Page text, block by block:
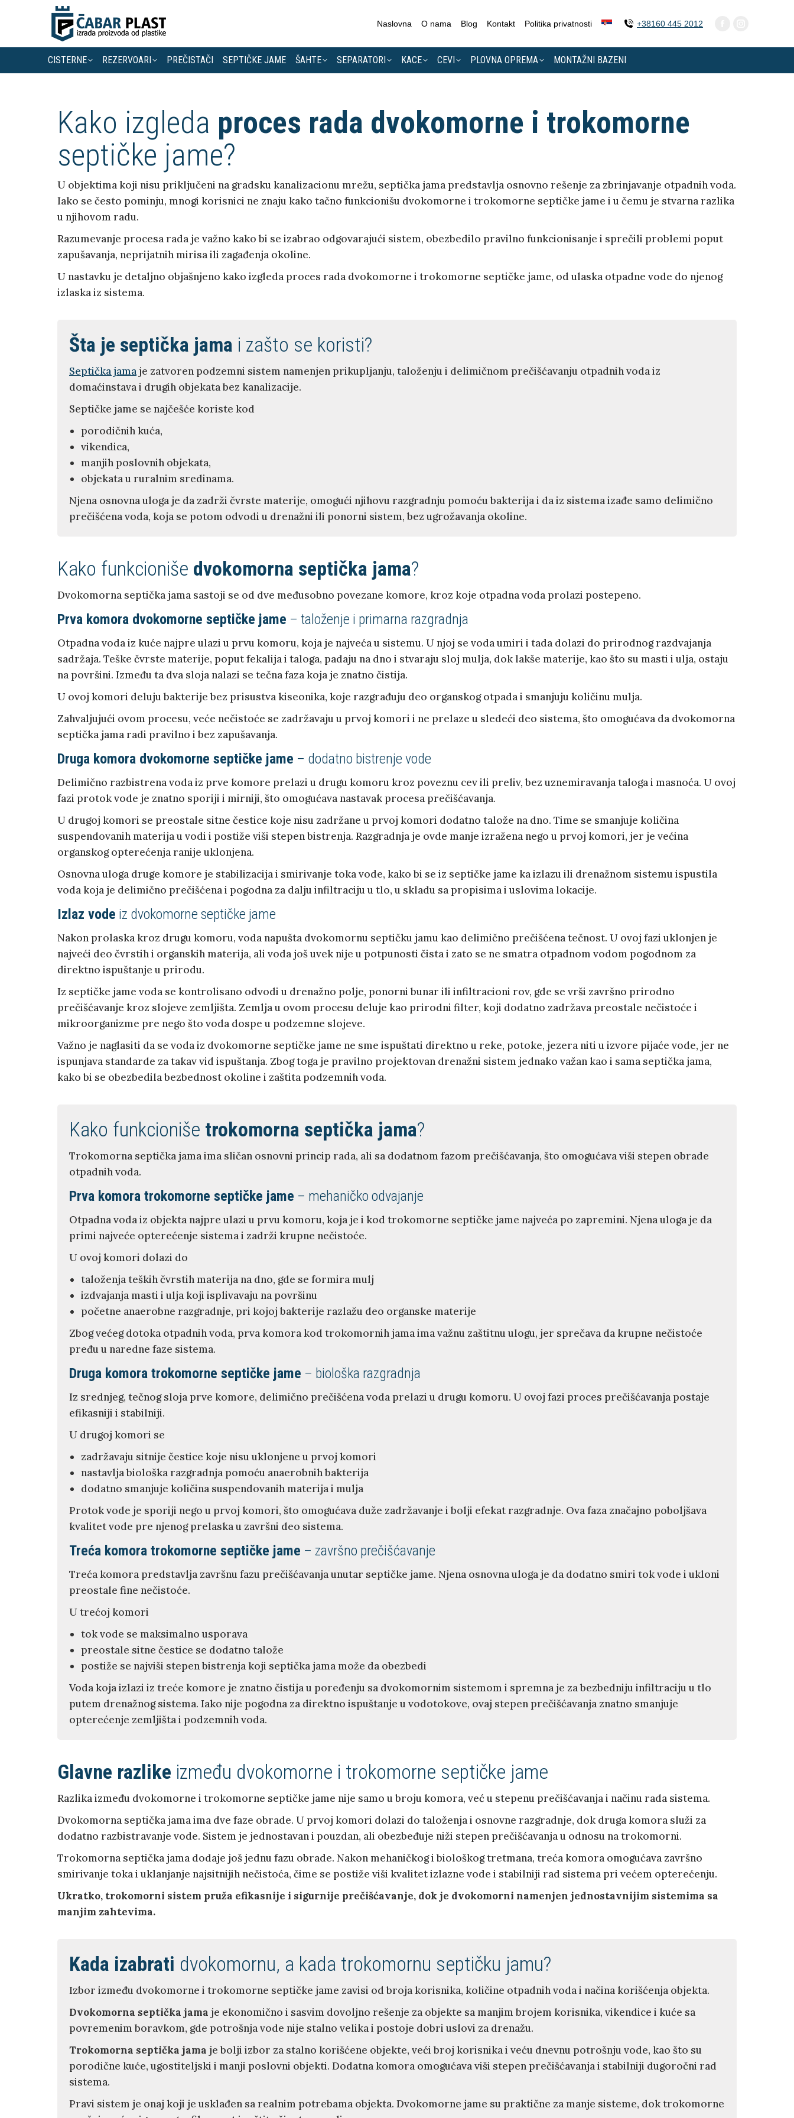
Naslovna O nama Blog Kontakt Politika privatnosti +38160 445 2012
CISTERNE REZERVOARI PREČISTAČI SEPTIČKE JAME ŠAHTE SEPARATORI KACE CEVI PLOVNA OPREMA MONTAŽNI BAZENI
Kako izgleda proces rada dvokomorne i trokomorne
septičke jame?
U objektima koji nisu priključeni na gradsku kanalizacionu mrežu, septička jama predstavlja osnovno rešenje za zbrinjavanje otpadnih voda.
Iako se često pominju, mnogi korisnici ne znaju kako tačno funkcionišu dvokomorne i trokomorne septičke jame i u čemu je stvarna razlika
u njihovom radu.
Razumevanje procesa rada je važno kako bi se izabrao odgovarajući sistem, obezbedilo pravilno funkcionisanje i sprečili problemi poput
zapušavanja, neprijatnih mirisa ili zagađenja okoline.
U nastavku je detaljno objašnjeno kako izgleda proces rada dvokomorne i trokomorne septičke jame, od ulaska otpadne vode do njenog
izlaska iz sistema.
Šta je septička jama i zašto se koristi?
Septička jama je zatvoren podzemni sistem namenjen prikupljanju, taloženju i delimičnom prečišćavanju otpadnih voda iz
domaćinstava i drugih objekata bez kanalizacije.
Septičke jame se najčešće koriste kod
porodičnih kuća,
vikendica,
manjih poslovnih objekata,
objekata u ruralnim sredinama.
Njena osnovna uloga je da zadrži čvrste materije, omogući njihovu razgradnju pomoću bakterija i da iz sistema izađe samo delimično
prečišćena voda, koja se potom odvodi u drenažni ili ponorni sistem, bez ugrožavanja okoline.
Kako funkcioniše dvokomorna septička jama?
Dvokomorna septička jama sastoji se od dve međusobno povezane komore, kroz koje otpadna voda prolazi postepeno.
Prva komora dvokomorne septičke jame – taloženje i primarna razgradnja
Otpadna voda iz kuće najpre ulazi u prvu komoru, koja je najveća u sistemu. U njoj se voda umiri i tada dolazi do prirodnog razdvajanja
sadržaja. Teške čvrste materije, poput fekalija i taloga, padaju na dno i stvaraju sloj mulja, dok lakše materije, kao što su masti i ulja, ostaju
na površini. Između ta dva sloja nalazi se tečna faza koja je znatno čistija.
U ovoj komori deluju bakterije bez prisustva kiseonika, koje razgrađuju deo organskog otpada i smanjuju količinu mulja.
Zahvaljujući ovom procesu, veće nečistoće se zadržavaju u prvoj komori i ne prelaze u sledeći deo sistema, što omogućava da dvokomorna
septička jama radi pravilno i bez zapušavanja.
Druga komora dvokomorne septičke jame – dodatno bistrenje vode
Delimično razbistrena voda iz prve komore prelazi u drugu komoru kroz poveznu cev ili preliv, bez uznemiravanja taloga i masnoća. U ovoj
fazi protok vode je znatno sporiji i mirniji, što omogućava nastavak procesa prečišćavanja.
U drugoj komori se preostale sitne čestice koje nisu zadržane u prvoj komori dodatno talože na dno. Time se smanjuje količina
suspendovanih materija u vodi i postiže viši stepen bistrenja. Razgradnja je ovde manje izražena nego u prvoj komori, jer je većina
organskog opterećenja ranije uklonjena.
Osnovna uloga druge komore je stabilizacija i smirivanje toka vode, kako bi se iz septičke jame ka izlazu ili drenažnom sistemu ispustila
voda koja je delimično prečišćena i pogodna za dalju infiltraciju u tlo, u skladu sa propisima i uslovima lokacije.
Izlaz vode iz dvokomorne septičke jame
Nakon prolaska kroz drugu komoru, voda napušta dvokomornu septičku jamu kao delimično prečišćena tečnost. U ovoj fazi uklonjen je
najveći deo čvrstih i organskih materija, ali voda još uvek nije u potpunosti čista i zato se ne smatra otpadnom vodom pogodnom za
direktno ispuštanje u prirodu.
Iz septičke jame voda se kontrolisano odvodi u drenažno polje, ponorni bunar ili infiltracioni rov, gde se vrši završno prirodno
prečišćavanje kroz slojeve zemljišta. Zemlja u ovom procesu deluje kao prirodni filter, koji dodatno zadržava preostale nečistoće i
mikroorganizme pre nego što voda dospe u podzemne slojeve.
Važno je naglasiti da se voda iz dvokomorne septičke jame ne sme ispuštati direktno u reke, potoke, jezera niti u izvore pijaće vode, jer ne
ispunjava standarde za takav vid ispuštanja. Zbog toga je pravilno projektovan drenažni sistem jednako važan kao i sama septička jama,
kako bi se obezbedila bezbednost okoline i zaštita podzemnih voda.
Kako funkcioniše trokomorna septička jama?
Trokomorna septička jama ima sličan osnovni princip rada, ali sa dodatnom fazom prečišćavanja, što omogućava viši stepen obrade
otpadnih voda.
Prva komora trokomorne septičke jame – mehaničko odvajanje
Otpadna voda iz objekta najpre ulazi u prvu komoru, koja je i kod trokomorne septičke jame najveća po zapremini. Njena uloga je da
primi najveće opterećenje sistema i zadrži krupne nečistoće.
U ovoj komori dolazi do
taloženja teških čvrstih materija na dno, gde se formira mulj
izdvajanja masti i ulja koji isplivavaju na površinu
početne anaerobne razgradnje, pri kojoj bakterije razlažu deo organske materije
Zbog većeg dotoka otpadnih voda, prva komora kod trokomornih jama ima važnu zaštitnu ulogu, jer sprečava da krupne nečistoće
pređu u naredne faze sistema.
Druga komora trokomorne septičke jame – biološka razgradnja
Iz srednjeg, tečnog sloja prve komore, delimično prečišćena voda prelazi u drugu komoru. U ovoj fazi proces prečišćavanja postaje
efikasniji i stabilniji.
U drugoj komori se
zadržavaju sitnije čestice koje nisu uklonjene u prvoj komori
nastavlja biološka razgradnja pomoću anaerobnih bakterija
dodatno smanjuje količina suspendovanih materija i mulja
Protok vode je sporiji nego u prvoj komori, što omogućava duže zadržavanje i bolji efekat razgradnje. Ova faza značajno poboljšava
kvalitet vode pre njenog prelaska u završni deo sistema.
Treća komora trokomorne septičke jame – završno prečišćavanje
Treća komora predstavlja završnu fazu prečišćavanja unutar septičke jame. Njena osnovna uloga je da dodatno smiri tok vode i ukloni
preostale fine nečistoće.
U trećoj komori
tok vode se maksimalno usporava
preostale sitne čestice se dodatno talože
postiže se najviši stepen bistrenja koji septička jama može da obezbedi
Voda koja izlazi iz treće komore je znatno čistija u poređenju sa dvokomornim sistemom i spremna je za bezbedniju infiltraciju u tlo
putem drenažnog sistema. Iako nije pogodna za direktno ispuštanje u vodotokove, ovaj stepen prečišćavanja znatno smanjuje
opterećenje zemljišta i podzemnih voda.
Glavne razlike između dvokomorne i trokomorne septičke jame
Razlika između dvokomorne i trokomorne septičke jame nije samo u broju komora, već u stepenu prečišćavanja i načinu rada sistema.
Dvokomorna septička jama ima dve faze obrade. U prvoj komori dolazi do taloženja i osnovne razgradnje, dok druga komora služi za
dodatno razbistravanje vode. Sistem je jednostavan i pouzdan, ali obezbeđuje niži stepen prečišćavanja u odnosu na trokomorni.
Trokomorna septička jama dodaje još jednu fazu obrade. Nakon mehaničkog i biološkog tretmana, treća komora omogućava završno
smirivanje toka i uklanjanje najsitnijih nečistoća, čime se postiže viši kvalitet izlazne vode i stabilniji rad sistema pri većem opterećenju.
Ukratko, trokomorni sistem pruža efikasnije i sigurnije prečišćavanje, dok je dvokomorni namenjen jednostavnijim sistemima sa
manjim zahtevima.
Kada izabrati dvokomornu, a kada trokomornu septičku jamu?
Izbor između dvokomorne i trokomorne septičke jame zavisi od broja korisnika, količine otpadnih voda i načina korišćenja objekta.
Dvokomorna septička jama je ekonomično i sasvim dovoljno rešenje za objekte sa manjim brojem korisnika, vikendice i kuće sa
povremenim boravkom, gde potrošnja vode nije stalno velika i postoje dobri uslovi za drenažu.
Trokomorna septička jama je bolji izbor za stalno korišćene objekte, veći broj korisnika i veću dnevnu potrošnju vode, kao što su
porodične kuće, ugostiteljski i manji poslovni objekti. Dodatna komora omogućava viši stepen prečišćavanja i stabilniji dugoročni rad
sistema.
Pravi sistem je onaj koji je usklađen sa realnim potrebama objekta. Dvokomorne jame su praktične za manje sisteme, dok trokomorne